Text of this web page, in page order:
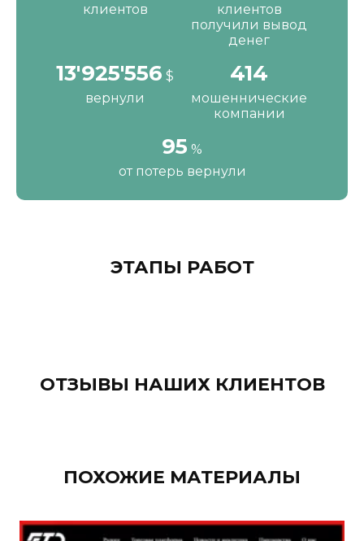
клиентов
клиентов
получили вывод
денег
16'287'200 $
вернули
484
мошеннические
компании
111 %
от потерь вернули
ЭТАПЫ РАБОТ
ОТЗЫВЫ НАШИХ КЛИЕНТОВ
ПОХОЖИЕ МАТЕРИАЛЫ